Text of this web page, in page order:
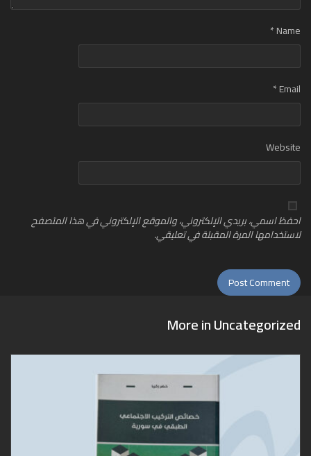
Name
*
Email
*
Website
احفظ اسمي، بريدي الإلكتروني، والموقع الإلكتروني في هذا المتصفح
لاستخدامها المرة المقبلة في تعليقي.
More inUncategorized